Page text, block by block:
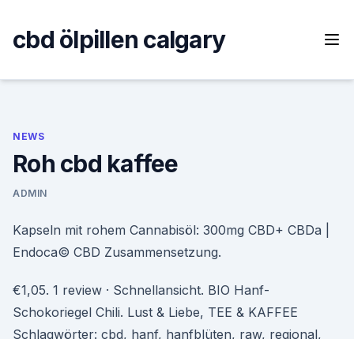
content
cbd ölpillen calgary
NEWS
Roh cbd kaffee
ADMIN
Kapseln mit rohem Cannabisöl: 300mg CBD+ CBDa |
Endoca© CBD Zusammensetzung.
€1,05. 1 review · Schnellansicht. BIO Hanf-
Schokoriegel Chili. Lust & Liebe, TEE & KAFFEE
Schlagwörter: cbd, hanf, hanfblüten, raw, regional,